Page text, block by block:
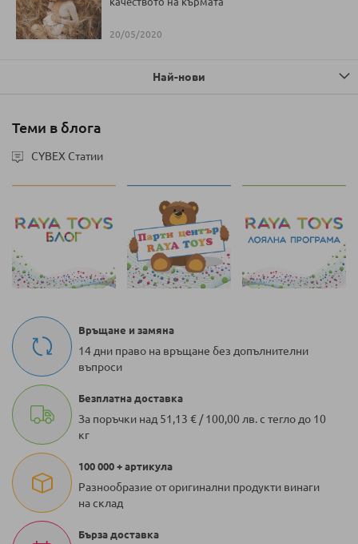
20/05/2020
Най-нови
Теми в блога
CYBEX Статии
Връщане и замяна
14 дни право на връщане без допълнителни
въпроси
Безплатна доставка
За поръчки над 51,13 € / 100,00 лв. с тегло до 10
кг
100 000 + артикула
Разнообразие от оригинални продукти винаги
на склад
Бърза доставка